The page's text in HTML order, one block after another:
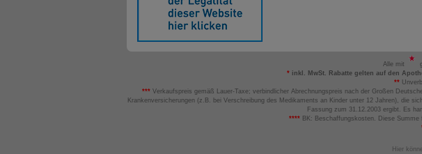
Alle mit
* inkl. MwSt. Rabatte gelten auf den
**
*** Verkaufspreis gemäß Lauer-Taxe; verbindlicher Abrechnungspreis nach der Großen
Krankenversicherungen (z.B. bei Verschreibung des Medikaments an Kinder unter 12 Jahren), die
Fassung zum 31.12.2003 ergibt. Es
**** BK: Beschaffungskosten. Diese
Hier